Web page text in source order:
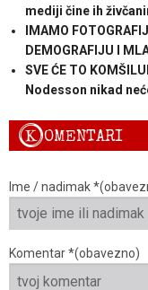
mediji čine ih
IMAMO
DEMOGRAFIJU I
SVE ĆE TO
Nodesson nikad
KOMENTARI
Ime / nadimak
Komentar *(obavezno)